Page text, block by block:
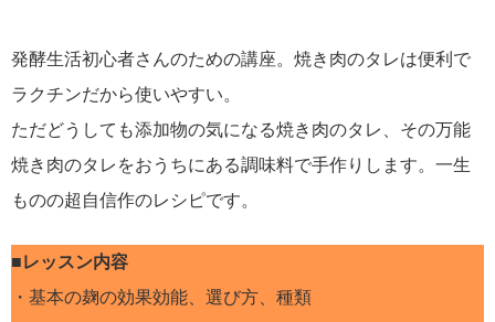
発酵生活初心者さんのための講座。焼き肉のタレは便利で
ラクチンだから使いやすい。
ただどうしても添加物の気になる焼き肉のタレ、その万能
焼き肉のタレをおうちにある調味料で手作りします。一生
ものの超自信作のレシピです。
■レッスン内容
・基本の麹の効果効能、選び方、種類